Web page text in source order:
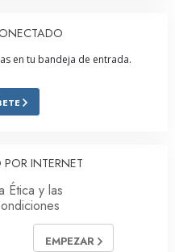
en tu bandeja de entrada.
INTERNET
Ética y las
EMPEZAR